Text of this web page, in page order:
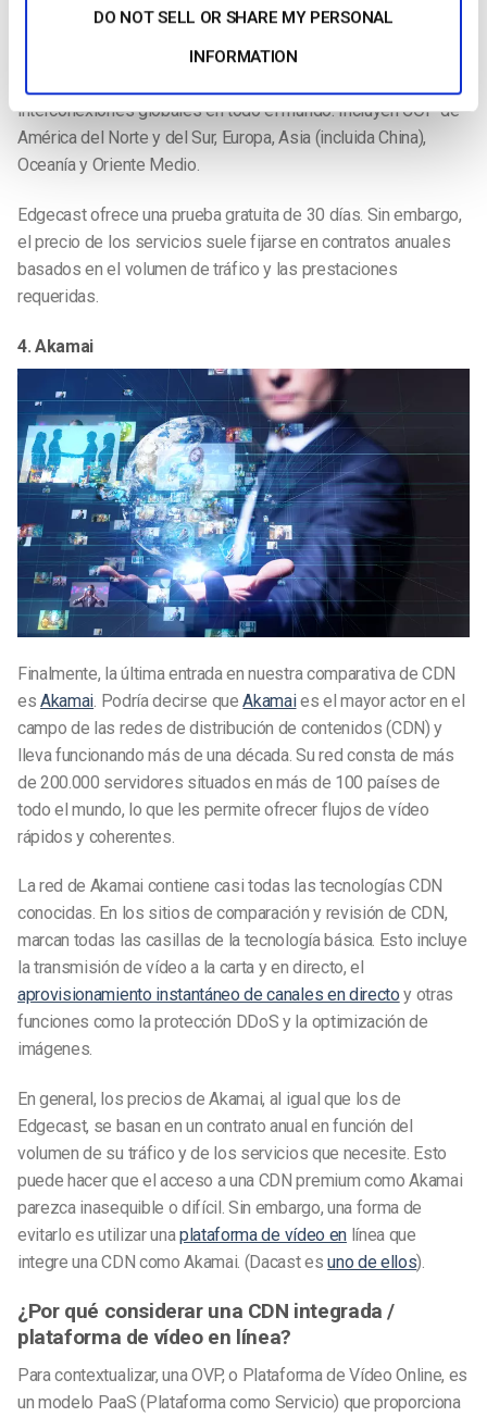
DO NOT SELL OR SHARE MY PERSONAL
INFORMATION
de retransmisión única, recortes de momentos destacados,
interconexiones globales en todo el mundo. Incluyen COP de
América del Norte y del Sur, Europa, Asia (incluida China),
Oceanía y Oriente Medio.
Edgecast ofrece una prueba gratuita de 30 días. Sin embargo,
el precio de los servicios suele fijarse en contratos anuales
basados en el volumen de tráfico y las prestaciones
requeridas.
4. Akamai
Finalmente, la última entrada en nuestra comparativa de CDN
esAkamai . Podría decirse queAkamaies el mayor actor en el
campo de las redes de distribución de contenidos (CDN) y
lleva funcionando más de una década. Su red consta de más
de 200.000 servidores situados en más de 100 países de
todo el mundo, lo que les permite ofrecer flujos de vídeo
rápidos y coherentes.
La red de Akamai contiene casi todas las tecnologías CDN
conocidas. En los sitios de comparación y revisión de CDN,
marcan todas las casillas de la tecnología básica. Esto incluye
la transmisión de vídeo a la carta y en directo, el
aprovisionamiento instantáneo de canales en directo y otras
funciones como la protección DDoS y la optimización de
imágenes.
En general, los precios de Akamai, al igual que los de
Edgecast, se basan en un contrato anual en función del
volumen de su tráfico y de los servicios que necesite. Esto
puede hacer que el acceso a una CDN premium como Akamai
parezca inasequible o difícil. Sin embargo, una forma de
evitarlo es utilizar unaplataforma de vídeo enlínea que
integre una CDN como Akamai. (Dacast esuno de ellos).
¿Por qué considerar una CDN integrada /
plataforma de vídeo en línea?
Para contextualizar, una OVP, o Plataforma de Vídeo Online, es
un modelo PaaS (Plataforma como Servicio) que proporciona